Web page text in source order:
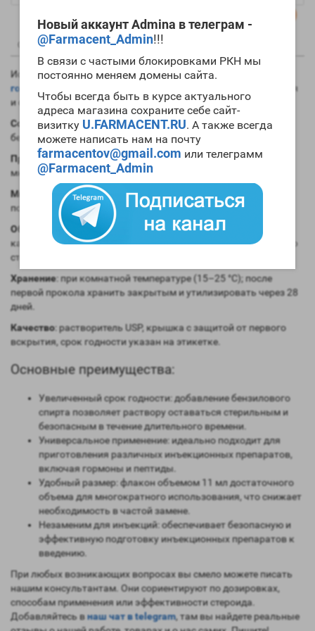
Новый аккаунт Admina в телеграм -
@Farmacent_Admin!!!
В связи с частыми блокировками РКН мы
постоянно меняем домены сайта.
Чтобы всегда быть в курсе актуального
адреса магазина сохраните себе сайт-
визитку U.FARMACENT.RU. А также всегда
можете написать нам на почту
farmacentov@gmail.com или телеграмм
@Farmacent_Admin
Описание Отзывы Вопрос - Ответ
Используется для грамотного и безопасного разведения
гормона роста
. Увеличивает срок хранения
и свойства.
Состав: стерильная вода для инъекций (СВДИ) + 0,9%
бензиловый спирт (бактериостатический консервант).
Применение: предназначено для разведения пептидов и
многодозового забора раствора в стерильных условиях.
Многодозовый: 0,9% БС подавляет рост микроорганизмов,
позволяя многократно вводить раствор стерильной иглой.
Обращение: протирать пробку тампоном спиртом перед
каждым забором раствора; каждый раз использовать новую
стерильную иглу/шприц.
Хранение : при комнатной температуре (15–25 °C); после
первой прокола хранить закрытым и утилизировать через 28
дней.
Качество: растворитель USP, крышка с защитой от первого
вскрытия, срок годности указан на этикетке.
Основные преимущества:
Увеличенный срок годности: добавление бензилового
спирта позволяет раствору оставаться стерильным и
безопасным в течение длительного времени.
Универсальное применение: идеально подходит для
приготовления различных инъекционных препаратов,
включая гормоны и пептиды.
Удобный размер: флакон объемом 11 мл достаточного
объема для многократного использования, что снижает
необходимость в частой замене.
Незаменим для инъекций: обеспечивает безопасную и
эффективную подготовку инъекционных препаратов к
введению.
При любых возникающих вопросах вы смело можете писать
нашим консультантам. Они сориентируют по дозировках,
способам применения или эффективности стероида.
Добавляйтесь внаш чат в telegram, там вы найдете реальные